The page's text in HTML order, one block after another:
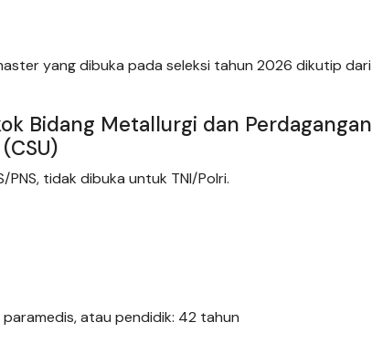
yang dibuka pada seleksi tahun 2026 dikutip dari
Bidang Metallurgi dan Perdagangan
tidak dibuka untuk TNI/Polri.
atau pendidik: 42 tahun